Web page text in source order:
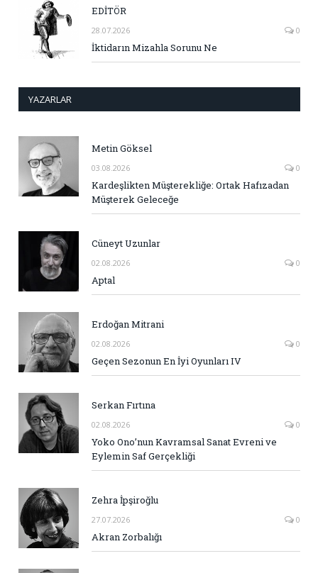
EDİTÖR
28.07.2026 0
İktidarın Mizahla Sorunu Ne
YAZARLAR
Metin Göksel
03.08.2026 0
Kardeşlikten Müşterekliğe: Ortak Hafızadan
Müşterek Geleceğe
Cüneyt Uzunlar
02.08.2026 0
Aptal
Erdoğan Mitrani
02.08.2026 0
Geçen Sezonun En İyi Oyunları IV
Serkan Fırtına
02.08.2026 0
Yoko Ono’nun Kavramsal Sanat Evreni ve
Eylemin Saf Gerçekliği
Zehra İpşiroğlu
27.07.2026 0
Akran Zorbalığı